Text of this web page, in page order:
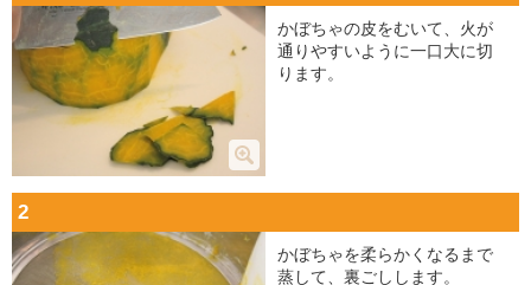
かぼちゃの皮をむいて、火が
通りやすいように一口大に切
ります。
2
かぼちゃを柔らかくなるまで
蒸して、裏ごしします。